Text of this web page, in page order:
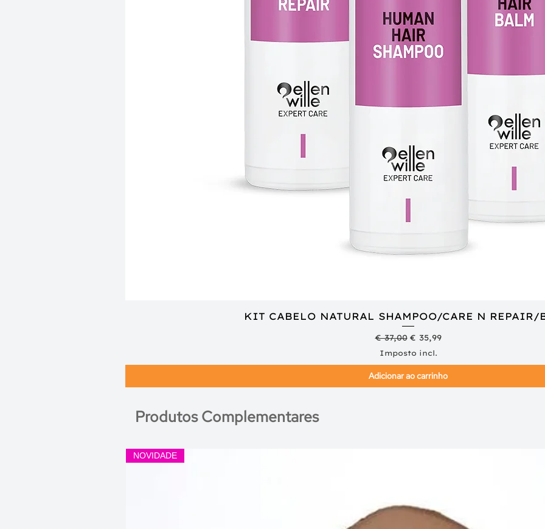
Visualização rápida
KIT CABELO NATURAL SHAMPOO/CARE N REPAIR/
Preço normal
€ 37,00 Preço promocional
€ 35,99
Imposto incl.
Adicionar ao carrinho
Produtos Complementares
NOVIDADE